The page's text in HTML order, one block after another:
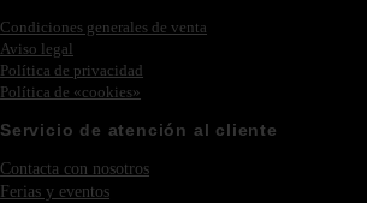
Condiciones generales de venta
Aviso legal
Política de privacidad
Política de «cookies»
Servicio de atención al cliente
Contacta con nosotros
Ferias y eventos